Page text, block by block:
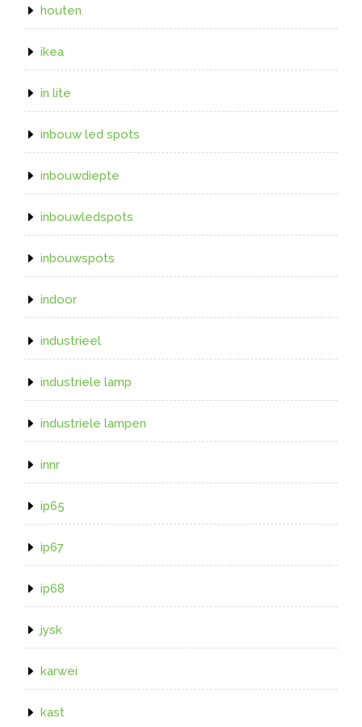
houten
ikea
in lite
inbouw led spots
inbouwdiepte
inbouwledspots
inbouwspots
indoor
industrieel
industriele lamp
industriele lampen
innr
ip65
ip67
ip68
jysk
karwei
kast